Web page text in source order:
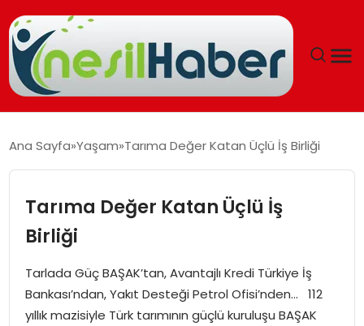
GÜNCEL
YAŞAM
SOSYAL HABER
Ana Sayfa Yaşam Tarıma Değer Katan Üçlü İş Birliği
Tarıma Değer Katan Üçlü İş
Birliği
Tarlada Güç BAŞAK’tan, Avantajlı Kredi Türkiye İş
Bankası’ndan, Yakıt Desteği Petrol Ofisi’nden… 112
yıllık mazisiyle Türk tarımının güçlü kuruluşu BAŞAK